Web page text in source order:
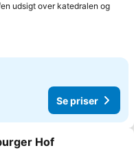
udsigt over katedralen og
Se priser
favoritter
Hof